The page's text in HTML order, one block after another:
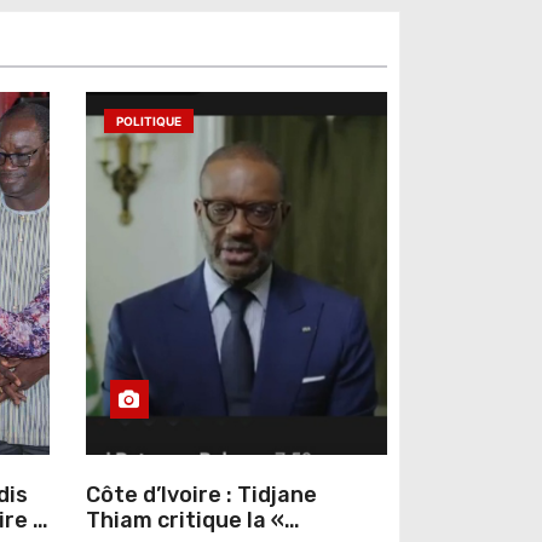
»
POLITIQUE
Côte d’Ivoire : Tidjane
Thiam critique la «